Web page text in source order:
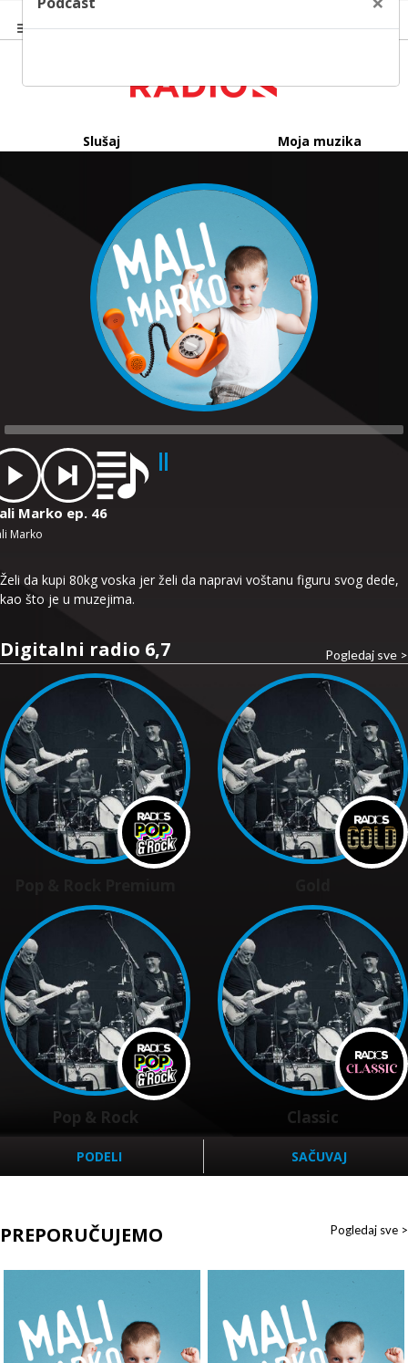
Slušaj Moja muzika
Marko ep. 46
Marko
Želi da kupi 80kg voska jer želi da napravi voštanu figuru svog dede,
kao što je u muzejima.
Digitalni radio 6,7 Pogledaj sve >
Pop & Rock Classic
PODELI SAČUVAJ
PREPORUČUJEMO Pogledaj sve >